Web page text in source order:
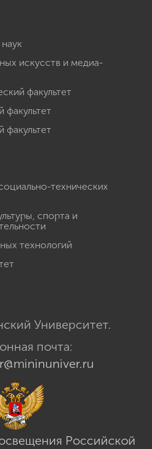
искусств и медиа-
факультет
факультет
факультет
технических
спорта и
технологий
Университет.
почта:
Российской